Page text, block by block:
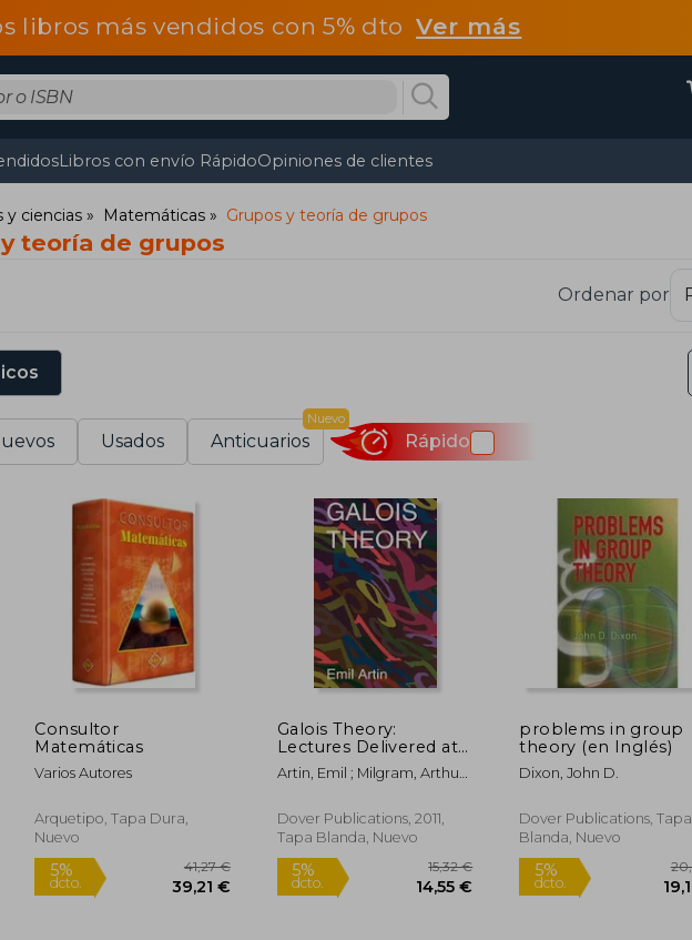
libros más vendidos con 5% dtoVer más
Libros con envío RápidoOpiniones de clientes
y ciencias Matemáticas Grupos y teoría de grupos
teoría de grupos
Ordenar por
Usados Anticuarios
Nuevo
Rápido
Consultor
Matemáticas
Varios Autores
Arquetipo, Tapa Dura,
Nuevo
Galois Theory:
Lectures Delivered at
the University of Notre
Dame by Emil Artin
Mathematical
Lectures, Number 2)
Artin, Emil ; Milgram, Arthur
Dover Publications, 2011,
Tapa Blanda, Nuevo
problems in group
theory (en Inglés)
Dixon, John D.
Dover Publications, Tapa
Blanda, Nuevo